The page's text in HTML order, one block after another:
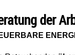
der